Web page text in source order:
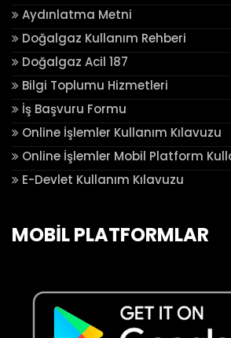
Aydınlatma Metni
Doğalgaz Kullanım Rehberi
Doğalgaz Acil 187
Bilgi Toplumu Hizmetleri
İş Başvuru Formu
Online İşlemler Kullanım Kılavuzu
Online İşlemler Mobil Platform
E-Devlet Kullanım Kılavuzu
MOBİL PLATFORMLAR